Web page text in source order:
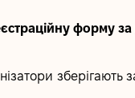
форму за